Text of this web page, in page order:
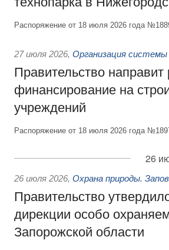
Распоряжение от 18 июля 2026 года
27 июля 2026, Организация системы
Правительство
финансирование на
учреждений
Распоряжение от 18 июля 2026 года
26
26 июля 2026, Охрана природы.
Правительство
дирекции особо
Запорожской области